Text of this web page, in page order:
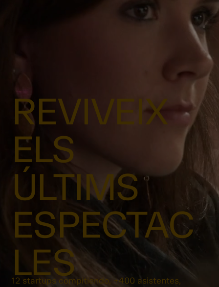
REVIVEIX
ELS
ÚLTIMS
ESPECTAC
LES
12 startups compitiendo, +400 asistentes,